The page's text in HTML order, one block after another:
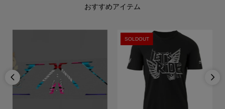
おすすめアイテム

SOLDOUT
